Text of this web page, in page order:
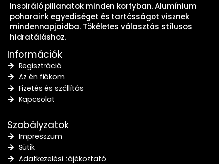
Inspiráló pillanatok minden kortyban. Alumínium
poharaink egyediséget és tartósságot visznek
mindennapjaidba. Tökéletes választás stílusos
hidratáláshoz.
Információk
Regisztráció
Az én fiókom
Fizetés és szállítás
Kapcsolat
Szabályzatok
Impresszum
Sütik
Adatkezelési tájékoztató